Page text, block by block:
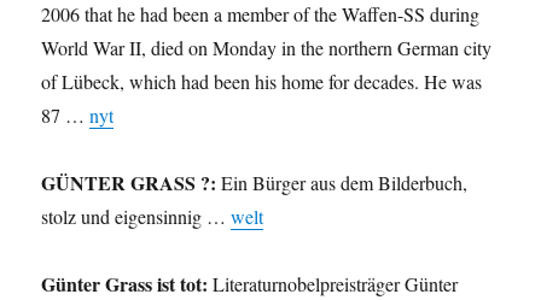
2006 that he had been a member of the Waffen-SS during
World War II, died on Monday in the northern German city
of Lübeck, which had been his home for decades. He was
87 …nyt
GÜNTER GRASS ?: Ein Bürger aus dem Bilderbuch,
stolz und eigensinnig …welt
Günter Grass ist tot: Literaturnobelpreisträger Günter